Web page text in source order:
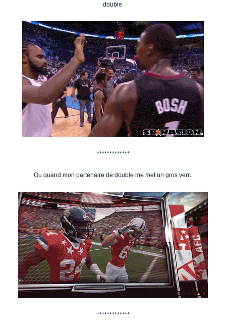
double.
*************
Ou quand mon partenaire de double me met un gros vent.
*************